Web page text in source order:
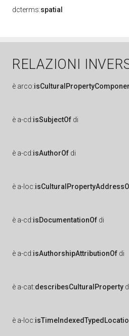
dcterms:spatial
RELAZIONI
è arco:
è a-cd:isSubjectOf di
è a-cd:isAuthorOf di
è a-loc:
è a-cd:isDocumentationOf di
è a-cd:isAuthorshipAttributionOf di
è a-cat:describesCulturalProperty
è a-loc: